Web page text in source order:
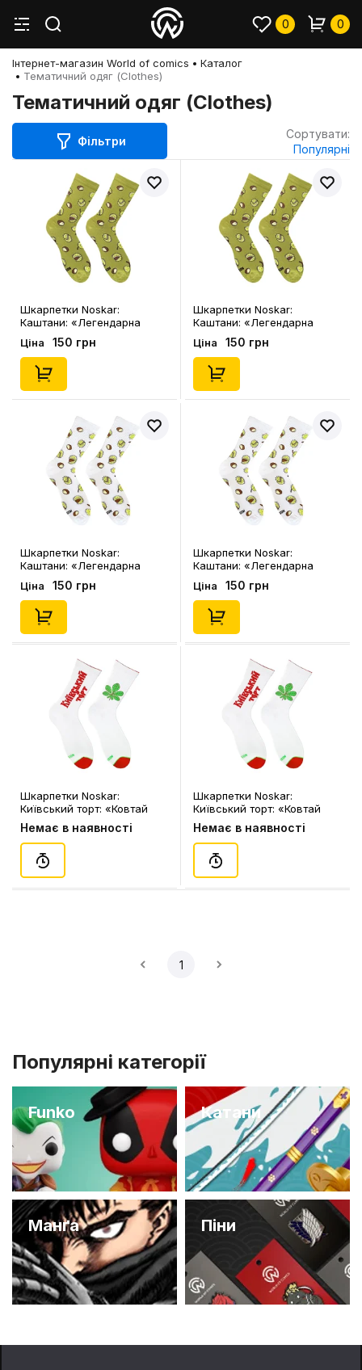
0 0
Інтернет-магазин World of comics
Каталог
Тематичний одяг (Clothes)
Тематичний одяг (Clothes)
Фільтри
Сортувати:
Популярні
Шкарпетки Noskar:
Каштани: «Легендарна
Колючка» (хакі) (р. 41-46),
(91429)
Ціна 150 грн
Шкарпетки Noskar:
Каштани: «Легендарна
Колючка» (хакі) (р. 36-40),
(91428)
Ціна 150 грн
Шкарпетки Noskar:
Каштани: «Легендарна
Колючка» (білі) (р. 41-46),
(91427)
Ціна 150 грн
Шкарпетки Noskar:
Каштани: «Легендарна
Колючка» (білі) (р. 36-40),
(91426)
Ціна 150 грн
Шкарпетки Noskar:
Київський торт: «Ковтай
Слину» (р. 41-46), (91574)
Немає в наявності
Шкарпетки Noskar:
Київський торт: «Ковтай
Слину» (р. 36-40), (91573)
Немає в наявності
1
Популярні категорії
Funko Катани
Манґа Піни